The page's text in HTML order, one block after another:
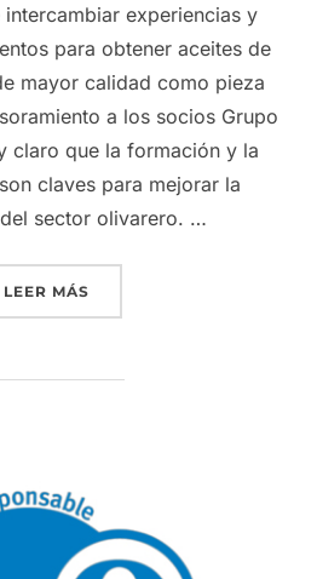
experiencias y
para obtener aceites de
mayor calidad como pieza
a los socios Grupo
claro que la formación y la
claves para mejorar la
sector olivarero. …
LEER MÁS«EL VII CÓNCLAVE DE